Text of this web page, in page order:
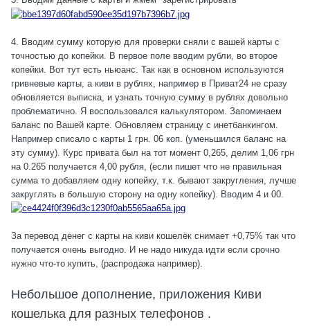
4. Вводим сумму которую для проверки сняли с вашей карты с
точностью до копейки. В первое поле вводим рубли, во второе
копейки. Вот тут есть ньюанс. Так как в основном используются
гривневые карты, а киви в рублях, например в Приват24 не сразу
обновляется выписка, и узнать точную сумму в рублях довольно
проблематично. Я воспользовался калькулятором. Запоминаем
баланс по Вашей карте. Обновляем страницу с инетбанкингом.
Например списало с карты 1 грн. 06 коп. (уменьшился баланс на
эту сумму). Курс привата был на тот момент 0,265, делим 1,06 грн
на 0.265 получается 4,00 рубля, (если пишет что не правильная
сумма то добавляем одну копейку, т.к. бывают закругления, лучше
закруглять в большую сторону на одну копейку). Вводим 4 и 00.
За перевод денег с карты на киви кошелёк снимает +0,75% так что
получается очень выгодно. И не надо никуда идти если срочно
нужно что-то купить, (распродажа например).
Небольшое дополнение, приложения Киви
кошелька для разных телефонов .